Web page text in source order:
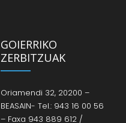
GOIERRIKO
ZERBITZUAK
Oriamendi 32, 20200 –
BEASAIN- Tel.: 943 16 00 56
– Faxa 943 889 612 /